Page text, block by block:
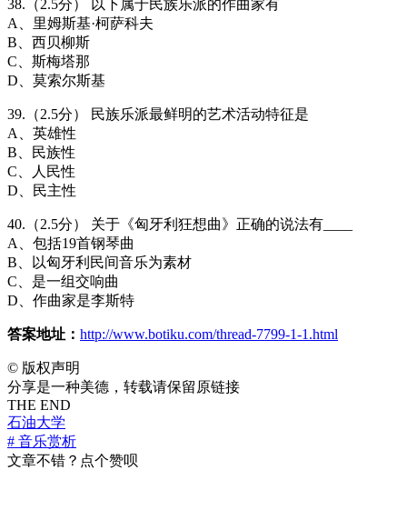
38.（2.5分） 以下属于民族乐派的作曲家有
A、里姆斯基·柯萨科夫
B、西贝柳斯
C、斯梅塔那
D、莫索尔斯基
39.（2.5分） 民族乐派最鲜明的艺术活动特征是
A、英雄性
B、民族性
C、人民性
D、民主性
40.（2.5分） 关于《匈牙利狂想曲》正确的说法有____
A、包括19首钢琴曲
B、以匈牙利民间音乐为素材
C、是一组交响曲
D、作曲家是李斯特
答案地址： http://www.botiku.com/thread-7799-1-1.html
© 版权声明
分享是一种美德，转载请保留原链接
THE END
石油大学
# 音乐赏析
文章不错？点个赞呗